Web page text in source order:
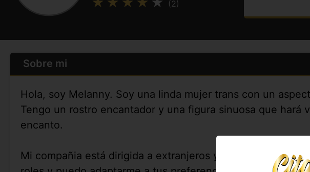
(2)
Sobre mi
Hola, soy Melanny. Soy una linda mujer trans con un
Tengo un rostro encantador y una figura sinuosa que
encanto.
Mi compañia está dirigida a extranjeros y empresarios,